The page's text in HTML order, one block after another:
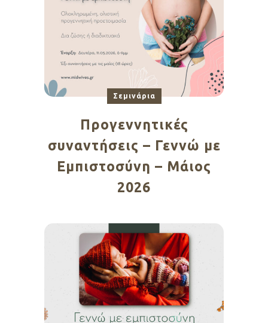
Σεμινάρια
Προγεννητικές
συναντήσεις – Γεννώ με
Εμπιστοσύνη – Μάιος
2026